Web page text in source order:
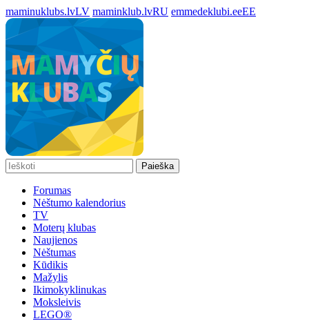
maminuklubs.lvLV maminklub.lvRU emmedeklubi.eeEE
Paieška
Forumas
Nėštumo kalendorius
TV
Moterų klubas
Naujienos
Nėštumas
Kūdikis
Mažylis
Ikimokyklinukas
Moksleivis
LEGO®